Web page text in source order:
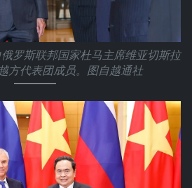
罗斯联邦国家杜马主席维亚切斯拉
方代表团成员。图自越通社